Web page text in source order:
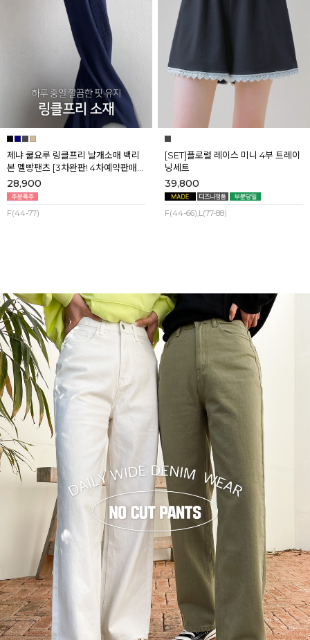
제냐 쿨요루 링클프리 날개소매 백리
본 멜빵팬츠 [3차완판! 4차예약판매]
[네이비] 8월셋째주 순차배송
28,900
F(44-77)
[SET]플로럴 레이스 미니 4부 트레이
닝세트
39,800
F(44-66),L(77-88)